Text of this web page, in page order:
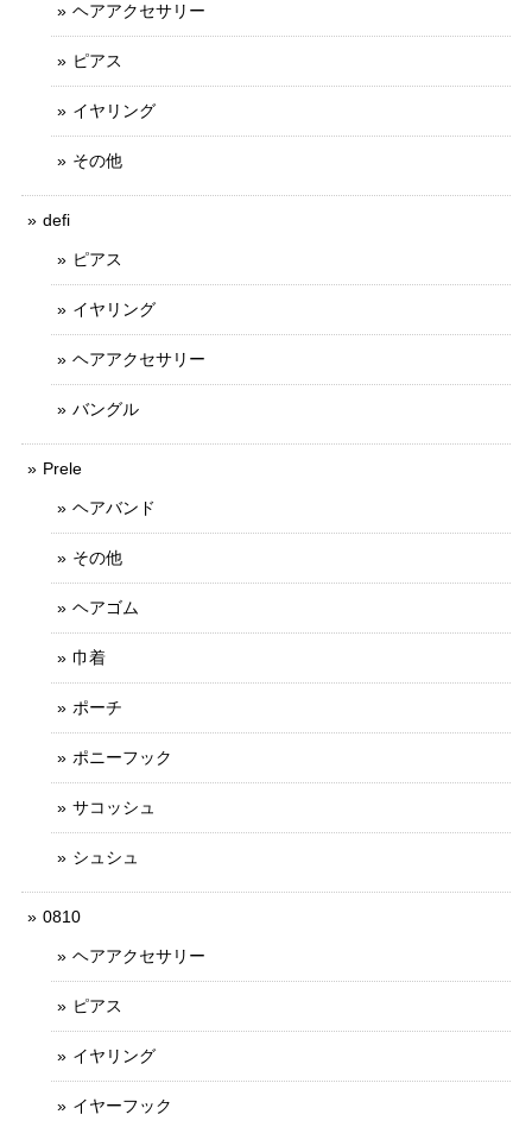
ヘアアクセサリー
ピアス
イヤリング
その他
defi
ピアス
イヤリング
ヘアアクセサリー
バングル
Prele
ヘアバンド
その他
ヘアゴム
巾着
ポーチ
ポニーフック
サコッシュ
シュシュ
0810
ヘアアクセサリー
ピアス
イヤリング
イヤーフック